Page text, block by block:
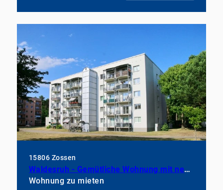
15806 Zossen
Waldesruh - Gemütliche Wohnung mit neuem Wohnkomfort
Wohnung zu mieten